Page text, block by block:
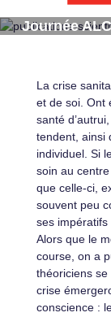
Journée
La crise
et de soi. Ont
santé
tendent, ainsi
individuel. Si
soin au
que celle-ci,
souvent peu
ses impératifs
Alors que le
course, on a
théoriciens
crise
conscience :